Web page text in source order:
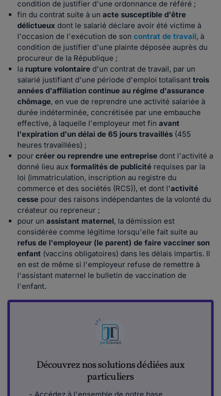
condition de justifier d'une ordonnance de référé ;
fin du contrat suite à un acte susceptible d'être
délictueux dont le salarié déclare avoir été victime à
l'occasion de l'exécution de son contrat de travail, à
condition de justifier d'une plainte déposée auprès du
procureur de la République ;
la rupture volontaire d'un contrat de travail, par un
salarié justifiant d'une période d'emploi totalisant trois
années d'affiliation continue au régime d'assurance
chômage, en vue de reprendre une activité salariée à
durée indéterminée, concrétisée par une embauche
effective, à laquelle l'employeur met fin avant
l'expiration d'un délai de 65 jours travaillés (455
heures travaillées) ;
pour créer ou reprendre une entreprise dont l'activité a
donné lieu aux formalités de publicité requises par la
loi (immatriculation, inscription au registre du
commerce et des sociétés (RCS)), et dont l'activité
cesse pour des raisons indépendantes de la volonté du
créateur ou repreneur ;
pour un assistant maternel, la démission est
considérée comme légitime lorsqu'elle fait suite au
refus de l'employeur (le parent) de faire vacciner son
enfant (vaccins obligatoires) dans les délais impartis. Il
en est de même si l'employeur refuse de remettre à
l'assistant maternel le bulletin de vaccination de
l'enfant.
Découvrez nos solutions dédiées aux
particuliers